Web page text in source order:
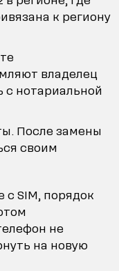
к региону
владелец
с нотариальной
После замены
своим
с SIM, порядок
не
на новую